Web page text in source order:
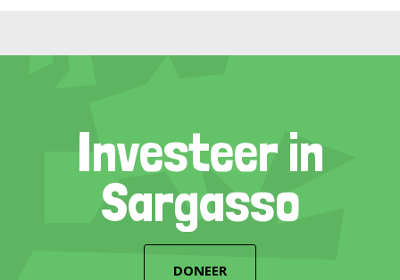
Investeer in
Sargasso
DONEER